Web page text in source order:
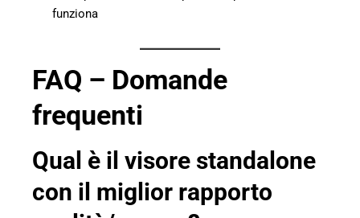
funziona
FAQ – Domande
frequenti
Qual è il visore standalone
con il miglior rapporto